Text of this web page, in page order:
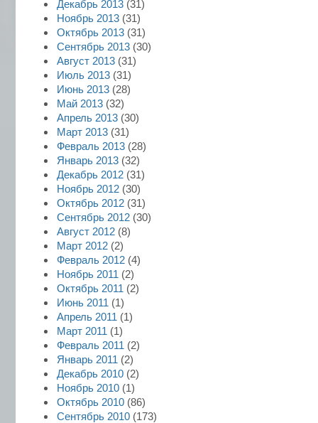
Декабрь 2013 (31)
Ноябрь 2013 (31)
Октябрь 2013 (31)
Сентябрь 2013 (30)
Август 2013 (31)
Июль 2013 (31)
Июнь 2013 (28)
Май 2013 (32)
Апрель 2013 (30)
Март 2013 (31)
Февраль 2013 (28)
Январь 2013 (32)
Декабрь 2012 (31)
Ноябрь 2012 (30)
Октябрь 2012 (31)
Сентябрь 2012 (30)
Август 2012 (8)
Март 2012 (2)
Февраль 2012 (4)
Ноябрь 2011 (2)
Октябрь 2011 (2)
Июнь 2011 (1)
Апрель 2011 (1)
Март 2011 (1)
Февраль 2011 (2)
Январь 2011 (2)
Декабрь 2010 (2)
Ноябрь 2010 (1)
Октябрь 2010 (86)
Сентябрь 2010 (173)